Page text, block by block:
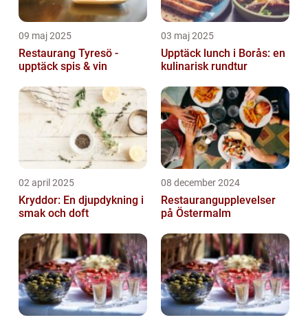
09 maj 2025
Restaurang Tyresö -
upptäck spis & vin
03 maj 2025
Upptäck lunch i Borås: en
kulinarisk rundtur
02 april 2025
Kryddor: En djupdykning i
smak och doft
08 december 2024
Restaurangupplevelser
på Östermalm